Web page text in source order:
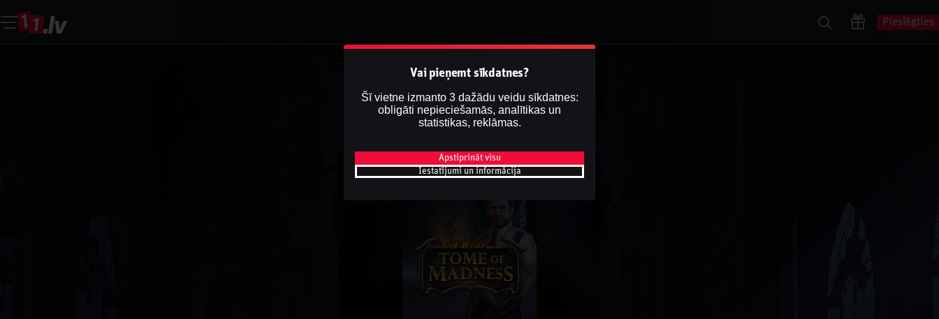
Pieslēgties
Vai pieņemt sīkdatnes?
Šī vietne izmanto 3 dažādu veidu sīkdatnes:
obligāti nepieciešamās, analītikas un
statistikas, reklāmas.
Apstiprināt visu
Iestatījumi un informācija